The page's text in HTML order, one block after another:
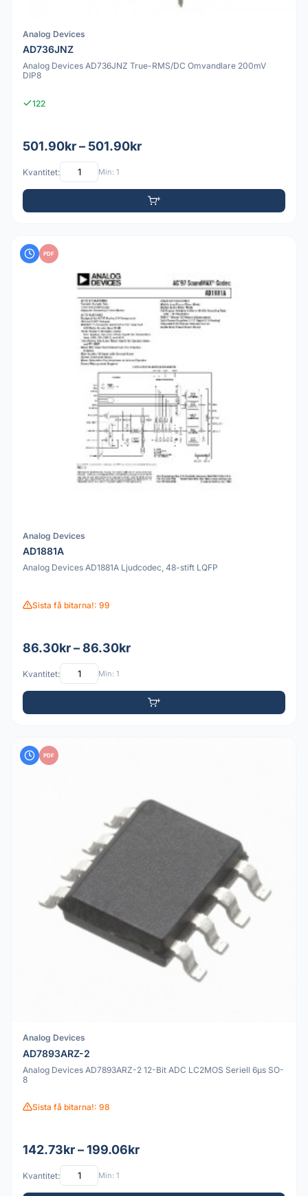
Analog Devices
AD736JNZ
Analog Devices AD736JNZ True-RMS/DC Omvandlare 200mV
DIP8
122
501.90kr – 501.90kr
Kvantitet: Min: 1
PDF
Analog Devices
AD1881A
Analog Devices AD1881A Ljudcodec, 48-stift LQFP
Sista få bitarna!: 99
86.30kr – 86.30kr
Kvantitet: Min: 1
PDF
Analog Devices
AD7893ARZ-2
Analog Devices AD7893ARZ-2 12-Bit ADC LC2MOS Seriell 6µs SO-
8
Sista få bitarna!: 98
142.73kr – 199.06kr
Kvantitet: Min: 1